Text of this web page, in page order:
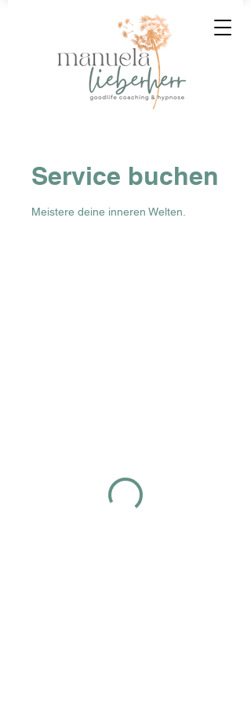
Service buchen
Meistere deine inneren Welten.